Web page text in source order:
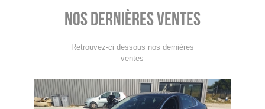
Nos dernières ventes
Retrouvez-ci dessous nos dernières
ventes